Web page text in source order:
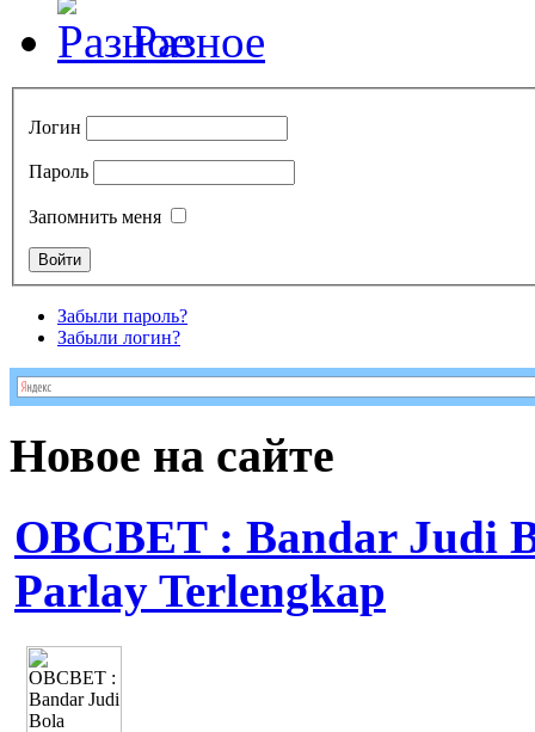
Разное
Логин
Пароль
Запомнить меня
Забыли пароль?
Забыли логин?
Новое на сайте
OBCBET : Bandar Judi
Parlay Terlengkap